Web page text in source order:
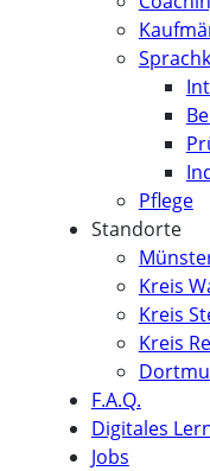
Pflege
Standorte
Kreis
Kreis
Kreis
F.A.Q.
Digitales
Jobs